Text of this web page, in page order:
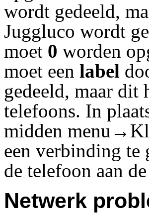
wordt gedeeld,
Juggluco wordt
moet 0 worden
moet een label
gedeeld, maar dit
telefoons. In
midden
een verbinding te
de telefoon aan
Netwerk